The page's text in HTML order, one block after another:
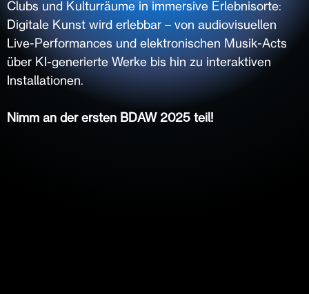
Clubs und Kulturräume in immersive Erlebnisorte:
Digitale Kunst wird erlebbar – von audiovisuellen
Live-Performances und elektronischen Musik-Acts
über KI-generierte Werke bis hin zu interaktiven
Installationen.
Nimm an der ersten BDAW 2025 teil!